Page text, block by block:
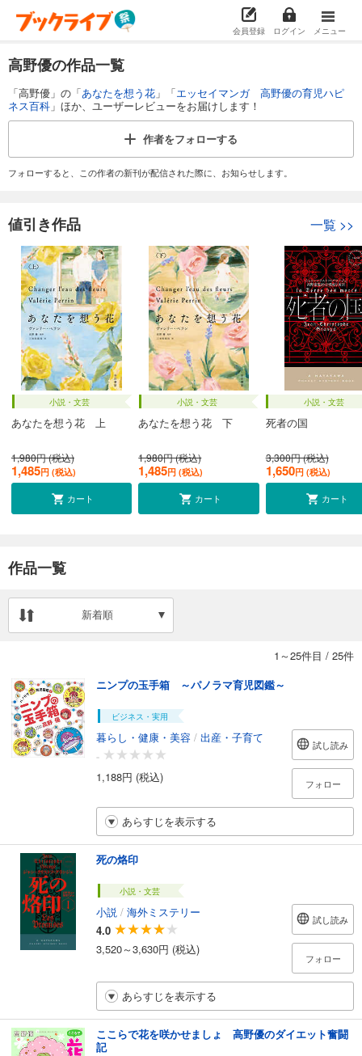
会員登録 ログイン メニュー
高野優の作品一覧
「高野優」の「あなたを想う花 」「エッセイマンガ 高野優の育児ハピ
ネス百科 」ほか、ユーザーレビューをお届けします！
作者をフォローする
フォローすると、この作者の新刊が配信された際に、お知らせします。
値引き作品 一覧 >>
小説・文芸
あなたを想う花 上
1,980円 (税込)
1,485円 (税込)
カート
小説・文芸
あなたを想う花 下
1,980円 (税込)
1,485円 (税込)
カート
小説・文芸
死者の国
3,300円 (税込)
1,650円 (税込)
カート
作品一覧
新着順
1～25件目 / 25件
ニンプの玉手箱 ～パノラマ育児図鑑～
ビジネス・実用
暮らし・健康・美容 / 出産・子育て
-
1,188円 (税込)
試し読み
フォロー
あらすじを表示する
死の烙印
小説・文芸
小説 / 海外ミステリー
4.0
3,520～3,630円 (税込)
試し読み
フォロー
あらすじを表示する
ここらで花を咲かせましょ 高野優のダイエット奮闘
記